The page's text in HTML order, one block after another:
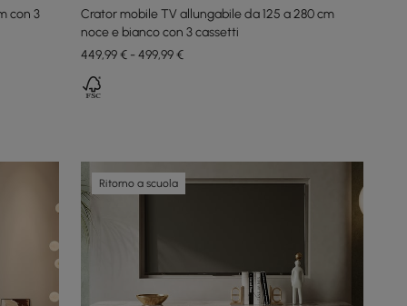
con 3
Crator mobile TV allungabile da 125 a 280 cm
noce e bianco con 3 cassetti
449,99 € - 499,99 €
Ritorno a scuola